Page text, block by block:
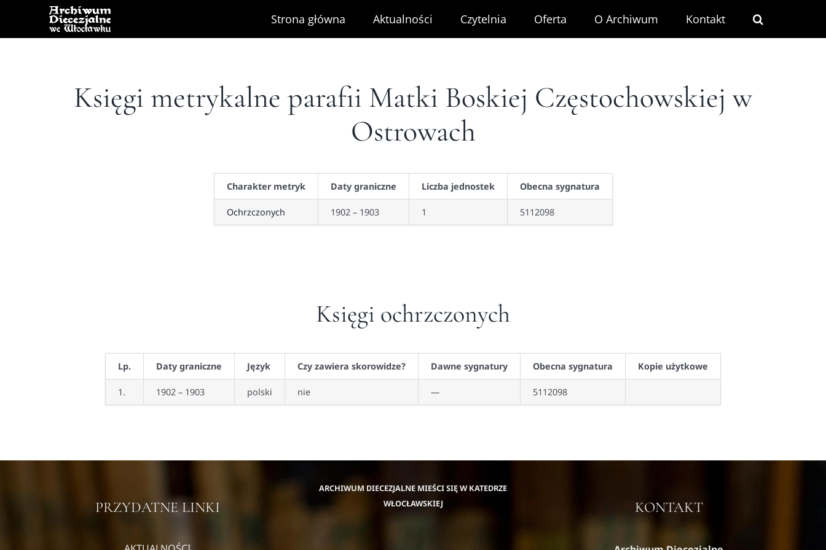
Strona główna Aktualności Czytelnia Oferta O Archiwum Kontakt
Księgi metrykalne parafii Matki Boskiej Częstochowskiej w
Ostrowach
Charakter metryk Daty graniczne Liczba jednostek Obecna sygnatura
Ochrzczonych 1902 – 1903 1 5112098
Księgi ochrzczonych
Lp. Daty graniczne Język Czy zawiera skorowidze? Dawne sygnatury Obecna sygnatura Kopie użytkowe
1. 1902 – 1903 polski nie — 5112098
PRZYDATNE LINKI
ARCHIWUM DIECEZJALNE MIEŚCI SIĘ W KATEDRZE
WŁOCŁAWSKIEJ
KONTAKT